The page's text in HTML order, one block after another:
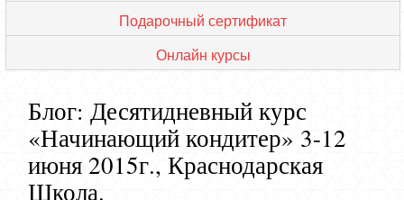
Подарочный сертификат
Онлайн курсы
Блог: Десятидневный курс
«Начинающий кондитер» 3-12
июня 2015г., Краснодарская
Школа.